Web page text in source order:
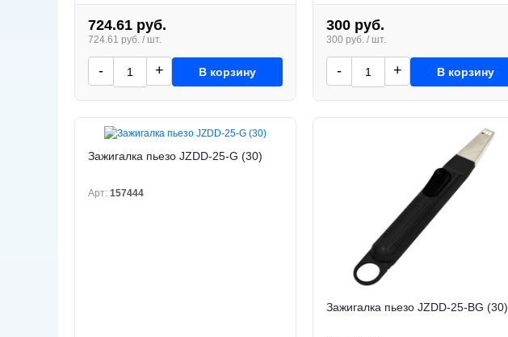
724.61 руб.
724.61 руб. / шт.
- + В корзину
300 руб.
300 руб. / шт.
- + В корзину
Зажигалка пьезо JZDD-25-G (30)
Арт: 157444
Зажигалка пьезо JZDD-25-BG (30)